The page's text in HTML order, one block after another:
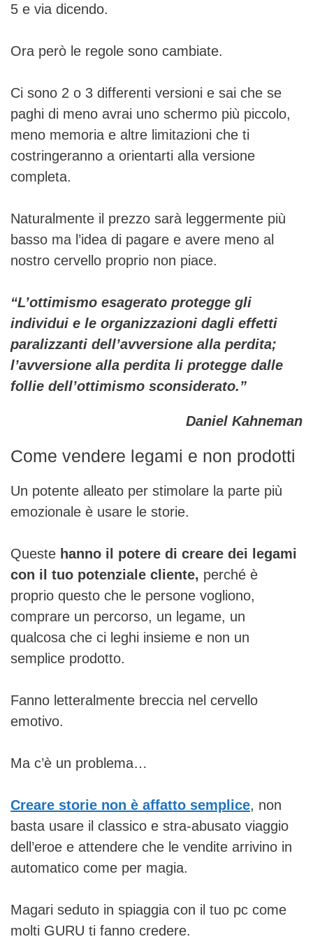
5 e via dicendo.
Ora però le regole sono cambiate.
Ci sono 2 o 3 differenti versioni e sai che se
paghi di meno avrai uno schermo più piccolo,
meno memoria e altre limitazioni che ti
costringeranno a orientarti alla versione
completa.
Naturalmente il prezzo sarà leggermente più
basso ma l’idea di pagare e avere meno al
nostro cervello proprio non piace.
“L’ottimismo esagerato protegge gli
individui e le organizzazioni dagli effetti
paralizzanti dell’avversione alla perdita;
l’avversione alla perdita li protegge dalle
follie dell’ottimismo sconsiderato.”
Daniel Kahneman
Come vendere legami e non prodotti
Un potente alleato per stimolare la parte più
emozionale è usare le storie.
Queste hanno il potere di creare dei legami
con il tuo potenziale cliente, perché è
proprio questo che le persone vogliono,
comprare un percorso, un legame, un
qualcosa che ci leghi insieme e non un
semplice prodotto.
Fanno letteralmente breccia nel cervello
emotivo.
Ma c’è un problema…
Creare storie non è affatto semplice, non
basta usare il classico e stra-abusato viaggio
dell’eroe e attendere che le vendite arrivino in
automatico come per magia.
Magari seduto in spiaggia con il tuo pc come
molti GURU ti fanno credere.